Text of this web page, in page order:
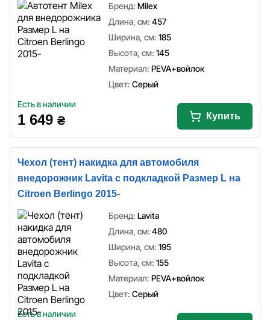
Бренд: Milex
Длина, см: 457
Ширина, см: 185
Высота, см: 145
Материал: PEVA+войлок
Цвет: Серый
Есть в наличии
1 649 ₴ Купить
Чехол (тент) накидка для автомобиля
внедорожник Lavita с подкладкой Размер L на
Citroen Berlingo 2015-
Бренд: Lavita
Длина, см: 480
Ширина, см: 195
Высота, см: 155
Материал: PEVA+войлок
Цвет: Серый
Есть в наличии